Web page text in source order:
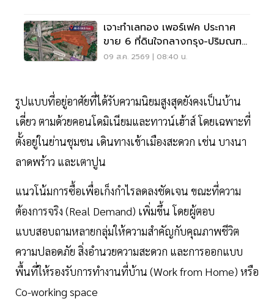
เจาะทำเลทอง เพอร์เฟค ประกาศ
ขาย 6 ที่ดินใจกลางกรุง-ปริมณฑล
160 ไร่ 5,370ล้าน
09 ส.ค. 2569 | 08:40 น.
รูปแบบที่อยู่อาศัยที่ได้รับความนิยมสูงสุดยังคงเป็นบ้าน
เดี่ยว ตามด้วยคอนโดมิเนียมและทาวน์เฮ้าส์ โดยเฉพาะที่
ตั้งอยู่ในย่านชุมชน เดินทางเข้าเมืองสะดวก เช่น บางนา
ลาดพร้าว และเตาปูน
แนวโน้มการซื้อเพื่อเก็งกำไรลดลงชัดเจน ขณะที่ความ
ต้องการจริง (Real Demand) เพิ่มขึ้น โดยผู้ตอบ
แบบสอบถามหลายกลุ่มให้ความสำคัญกับคุณภาพชีวิต
ความปลอดภัย สิ่งอำนวยความสะดวก และการออกแบบ
พื้นที่ให้รองรับการทำงานที่บ้าน (Work from Home) หรือ
Co-working space